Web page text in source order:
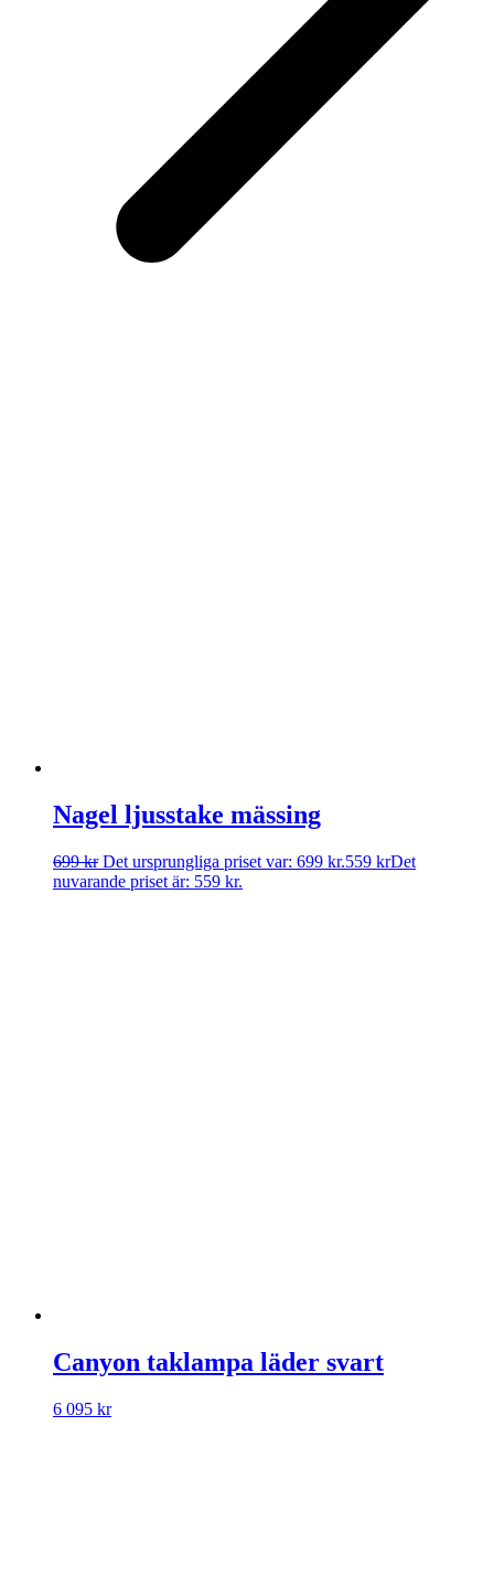
Nagel ljusstake mässing
699kr Det ursprungliga priset var: 699 kr.559 krDet
nuvarande priset är: 559 kr.
Canyon taklampa läder svart
6 095 kr